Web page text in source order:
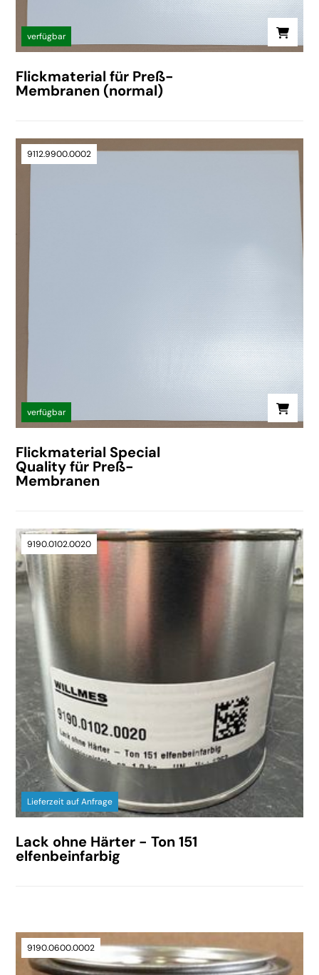
verfügbar
Flickmaterial für Preß-
Membranen (normal)
9112.9900.0002
verfügbar
Flickmaterial Special
Quality für Preß-
Membranen
9190.0102.0020
Lieferzeit auf Anfrage
Lack ohne Härter - Ton 151
elfenbeinfarbig
9190.0600.0002